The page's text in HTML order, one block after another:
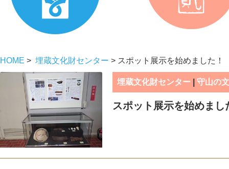
HOME > 埋蔵文化財センター > スポット展示を始めました！
埋蔵文化財センター 守山の
スポット展示を始めまし